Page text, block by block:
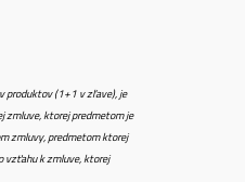
produktov (1+1 v zľave), je
zmluve, ktorej predmetom je
zmluvy, predmetom ktorej
vzťahu k zmluve, ktorej